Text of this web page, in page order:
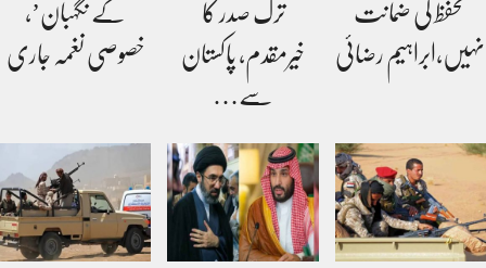
تحفظ کی ضمانت
نہیں،ابراہیم رضائی
ترک صدر کا
خیرمقدم، پاکستان
سے…
کے نگہبان’،
خصوصی نغمہ جاری